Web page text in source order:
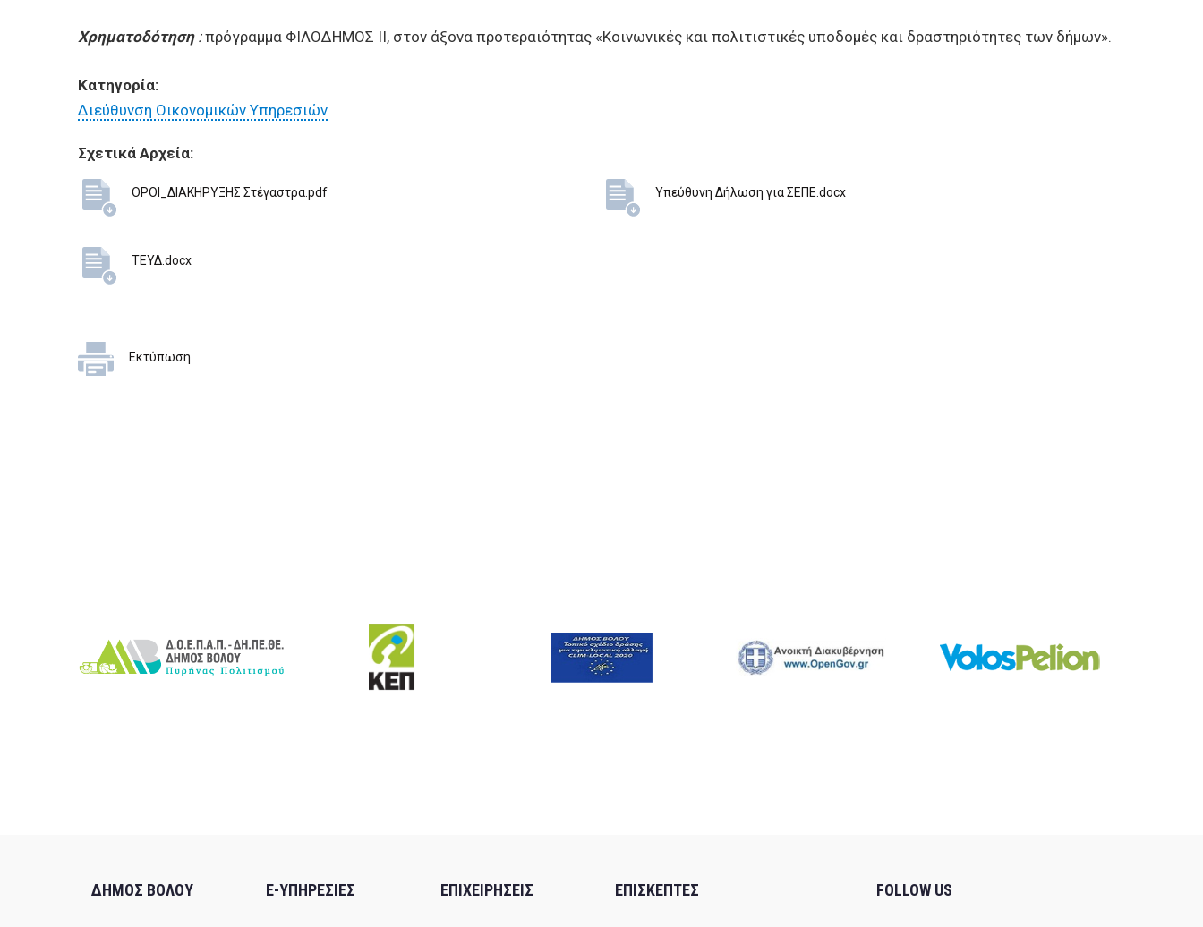
Χρηματοδότηση :πρόγραμμα ΦΙΛΟΔΗΜΟΣ ΙΙ, στον άξονα προτεραιότητας «Κοινωνικές και πολιτιστικές υποδομές και δραστηριότητες των δήμων».
Κατηγορία:
Διεύθυνση Οικονομικών Υπηρεσιών
Σχετικά Αρχεία:
ΟΡΟΙ_ΔΙΑΚΗΡΥΞΗΣ Στέγαστρα.pdf Υπεύθυνη Δήλωση για ΣΕΠΕ.docx
ΤΕΥΔ.docx
Εκτύπωση
ΔΗΜΟΣ ΒΟΛΟΥ E-ΥΠΗΡΕΣΙΕΣ ΕΠΙΧΕΙΡΗΣΕΙΣ ΕΠΙΣΚΕΠΤΕΣ FOLLOW US